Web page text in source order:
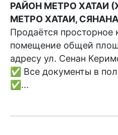
РАЙОН МЕТРО ХАТАИ
МЕТРО ХАТАИ,
Продаётся просторное
помещение общей
адресу ул. Сенан
✅ Все документы в
✅...